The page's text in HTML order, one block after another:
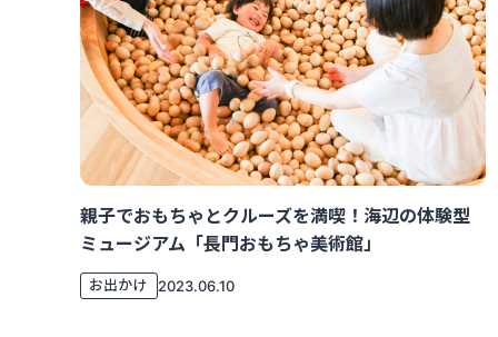
親子でおもちゃとクルーズを満喫！海辺の体験型
ミュージアム「長門おもちゃ美術館」
お出かけ 2023.06.10